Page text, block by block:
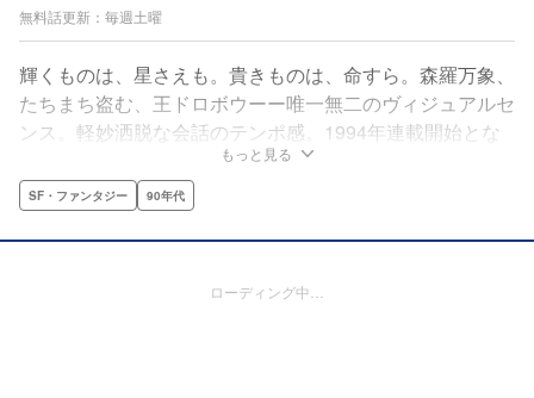
無料話更新：毎週土曜
輝くものは、星さえも。貴きものは、命すら。森羅万象、
たちまち盗む、王ドロボウーー唯一無二のヴィジュアルセ
ンス。軽妙洒脱な会話のテンポ感。1994年連載開始とな
った作品にもかかわらず、今もなお熱狂的ファンを持つ、
伝説の「王ドロボウ」がマガポケに降臨する！
もっと見る
SF・ファンタジー 90年代
ローディング中…